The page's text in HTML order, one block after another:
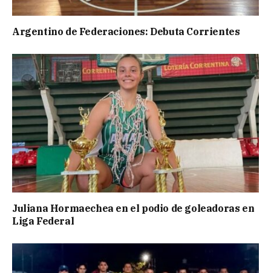
Argentino de Federaciones: Debuta Corrientes
Juliana Hormaechea en el podio de goleadoras en
Liga Federal